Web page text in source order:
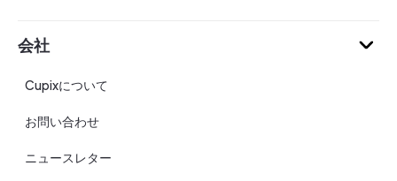
会社
Cupixについて
お問い合わせ
ニュースレター